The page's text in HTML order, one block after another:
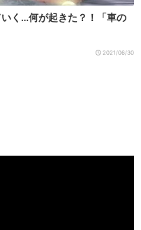
く…何が起きた？！「車の
2021/06/30